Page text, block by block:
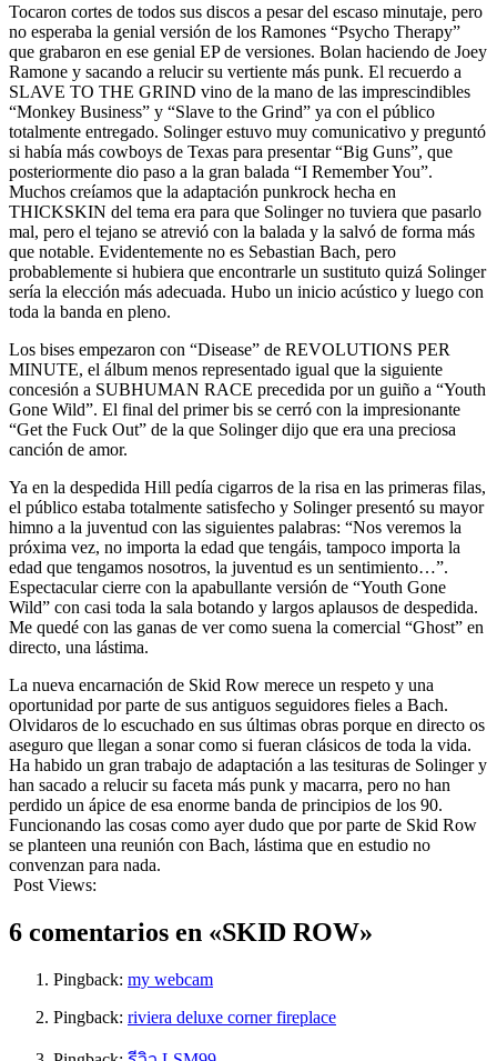
Tocaron cortes de todos sus discos a pesar del escaso minutaje, pero
no esperaba la genial versión de los Ramones “Psycho Therapy”
que grabaron en ese genial EP de versiones. Bolan haciendo de Joey
Ramone y sacando a relucir su vertiente más punk. El recuerdo a
SLAVE TO THE GRIND vino de la mano de las imprescindibles
“Monkey Business” y “Slave to the Grind” ya con el público
totalmente entregado. Solinger estuvo muy comunicativo y preguntó
si había más cowboys de Texas para presentar “Big Guns”, que
posteriormente dio paso a la gran balada “I Remember You”.
Muchos creíamos que la adaptación punkrock hecha en
THICKSKIN del tema era para que Solinger no tuviera que pasarlo
mal, pero el tejano se atrevió con la balada y la salvó de forma más
que notable. Evidentemente no es Sebastian Bach, pero
probablemente si hubiera que encontrarle un sustituto quizá Solinger
sería la elección más adecuada. Hubo un inicio acústico y luego con
toda la banda en pleno.
Los bises empezaron con “Disease” de REVOLUTIONS PER
MINUTE, el álbum menos representado igual que la siguiente
concesión a SUBHUMAN RACE precedida por un guiño a “Youth
Gone Wild”. El final del primer bis se cerró con la impresionante
“Get the Fuck Out” de la que Solinger dijo que era una preciosa
canción de amor.
Ya en la despedida Hill pedía cigarros de la risa en las primeras filas,
el público estaba totalmente satisfecho y Solinger presentó su mayor
himno a la juventud con las siguientes palabras: “Nos veremos la
próxima vez, no importa la edad que tengáis, tampoco importa la
edad que tengamos nosotros, la juventud es un sentimiento…”.
Espectacular cierre con la apabullante versión de “Youth Gone
Wild” con casi toda la sala botando y largos aplausos de despedida.
Me quedé con las ganas de ver como suena la comercial “Ghost” en
directo, una lástima.
La nueva encarnación de Skid Row merece un respeto y una
oportunidad por parte de sus antiguos seguidores fieles a Bach.
Olvidaros de lo escuchado en sus últimas obras porque en directo os
aseguro que llegan a sonar como si fueran clásicos de toda la vida.
Ha habido un gran trabajo de adaptación a las tesituras de Solinger y
han sacado a relucir su faceta más punk y macarra, pero no han
perdido un ápice de esa enorme banda de principios de los 90.
Funcionando las cosas como ayer dudo que por parte de Skid Row
se planteen una reunión con Bach, lástima que en estudio no
convenzan para nada.
Post Views:
6 comentarios en «SKID ROW»
Pingback: my webcam
Pingback: riviera deluxe corner fireplace